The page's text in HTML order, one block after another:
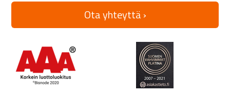
Ota yhteyttä ›